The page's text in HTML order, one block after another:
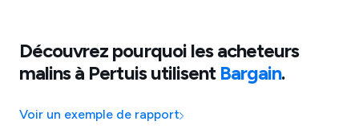
Découvrez pourquoi les acheteurs
malins à Pertuisutilisent Bargain.
Voir un exemple de rapport